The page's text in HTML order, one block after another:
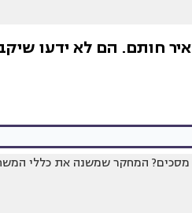
חותם. הם לא ידעו